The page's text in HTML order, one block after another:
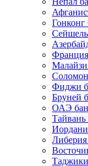
Фиджи
Бруней
ОАЭ